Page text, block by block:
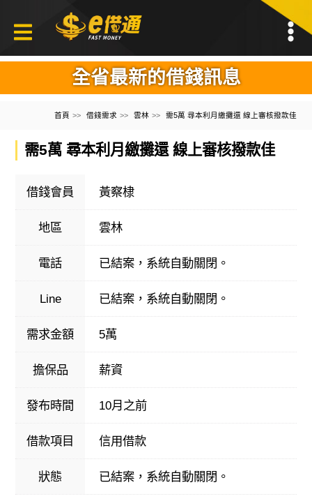
全省最新的借錢訊息
首頁 借錢需求 雲林 需5萬 尋本利月繳攤還 線上審核撥款佳
需5萬 尋本利月繳攤還 線上審核撥款佳
借錢會員 黃察棣
地區 雲林
電話 已結案，系統自動關閉。
Line 已結案，系統自動關閉。
需求金額 5萬
擔保品 薪資
發布時間 10月之前
借款項目 信用借款
狀態 已結案，系統自動關閉。